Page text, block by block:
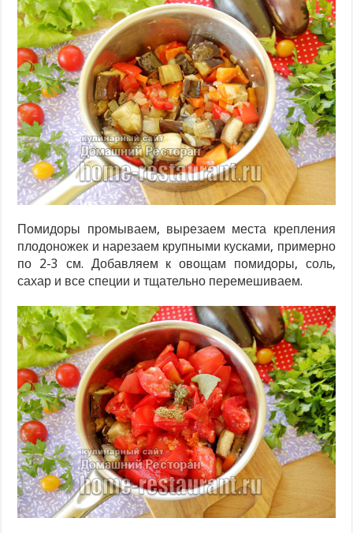
Помидоры промываем, вырезаем места крепления
плодоножек и нарезаем крупными кусками, примерно
по 2-3 см. Добавляем к овощам помидоры, соль,
сахар и все специи и тщательно перемешиваем.